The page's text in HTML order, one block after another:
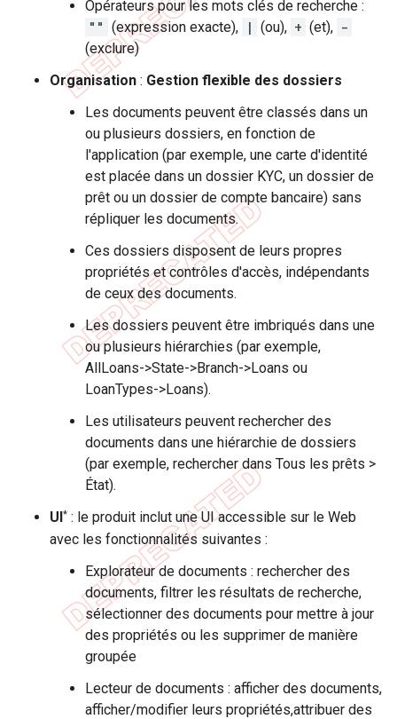
Opérateurs pour les mots clés de recherche :
"" (expression exacte), | (ou), + (et), -
(exclure)
Organisation : Gestion flexible des dossiers
Les documents peuvent être classés dans un
ou plusieurs dossiers, en fonction de
l'application (par exemple, une carte d'identité
est placée dans un dossier KYC, un dossier de
prêt ou un dossier de compte bancaire) sans
répliquer les documents.
Ces dossiers disposent de leurs propres
propriétés et contrôles d'accès, indépendants
de ceux des documents.
Les dossiers peuvent être imbriqués dans une
ou plusieurs hiérarchies (par exemple,
AllLoans->State->Branch->Loans ou
LoanTypes->Loans).
Les utilisateurs peuvent rechercher des
documents dans une hiérarchie de dossiers
(par exemple, rechercher dans Tous les prêts >
État).
UI* : le produit inclut une UI accessible sur le Web
avec les fonctionnalités suivantes :
Explorateur de documents : rechercher des
documents, filtrer les résultats de recherche,
sélectionner des documents pour mettre à jour
des propriétés ou les supprimer de manière
groupée
Lecteur de documents : afficher des documents,
afficher/modifier leurs propriétés,attribuer des